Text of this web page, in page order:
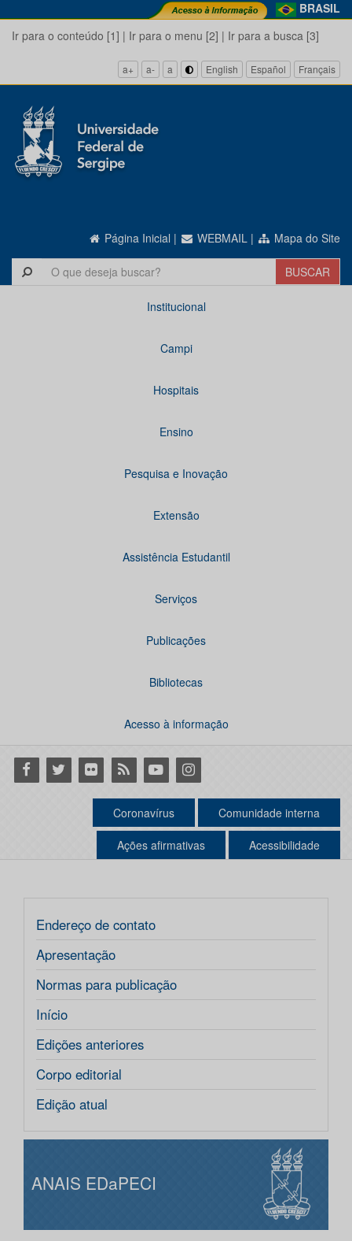
BRASIL
Ir para o conteúdo [1] | Ir para o menu [2] | Ir para a busca [3]
a+ a- a English Español Français
Página Inicial | WEBMAIL | Mapa do Site
Institucional
Campi
Hospitais
Ensino
Pesquisa e Inovação
Extensão
Assistência Estudantil
Serviços
Publicações
Bibliotecas
Acesso à informação
Facebook
Twitter Flickr RSS YoutubeInstagram
Coronavírus Comunidade interna
Ações afirmativas Acessibilidade
Endereço de contato
Apresentação
Normas para publicação
Início
Edições anteriores
Corpo editorial
Edição atual
ANAIS EDaPECI